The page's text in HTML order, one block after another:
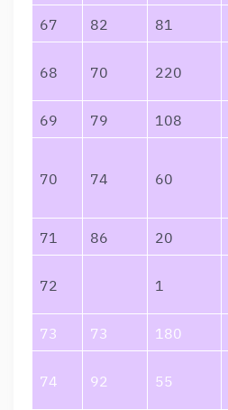
67
82 81
68 70 220
69
79 108
70 74 60
71
86 20
72 1
73 73 180
74 92 55